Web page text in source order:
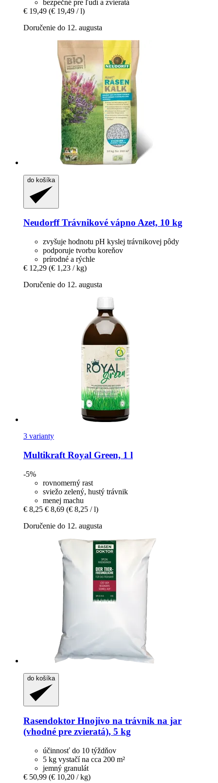
bezpečné pre ľudí a zvieratá
€ 19,49 (€ 19,49 / l)
Doručenie do 12. augusta
do košíka
NeudorffTrávnikové vápno Azet, 10 kg
zvyšuje hodnotu pH kyslej trávnikovej pôdy
podporuje tvorbu koreňov
prírodné a rýchle
€ 12,29 (€ 1,23 / kg)
Doručenie do 12. augusta
3 varianty
Multikraft Royal Green, 1 l
-5%
rovnomerný rast
sviežo zelený, hustý trávnik
menej machu
€ 8,25 € 8,69 (€ 8,25 / l)
Doručenie do 12. augusta
do košíka
Rasendoktor Hnojivo na trávnik na jar
(vhodné pre zvieratá), 5 kg
účinnosť do 10 týždňov
5 kg vystačí na cca 200 m²
jemný granulát
€ 50,99 (€ 10,20 / kg)